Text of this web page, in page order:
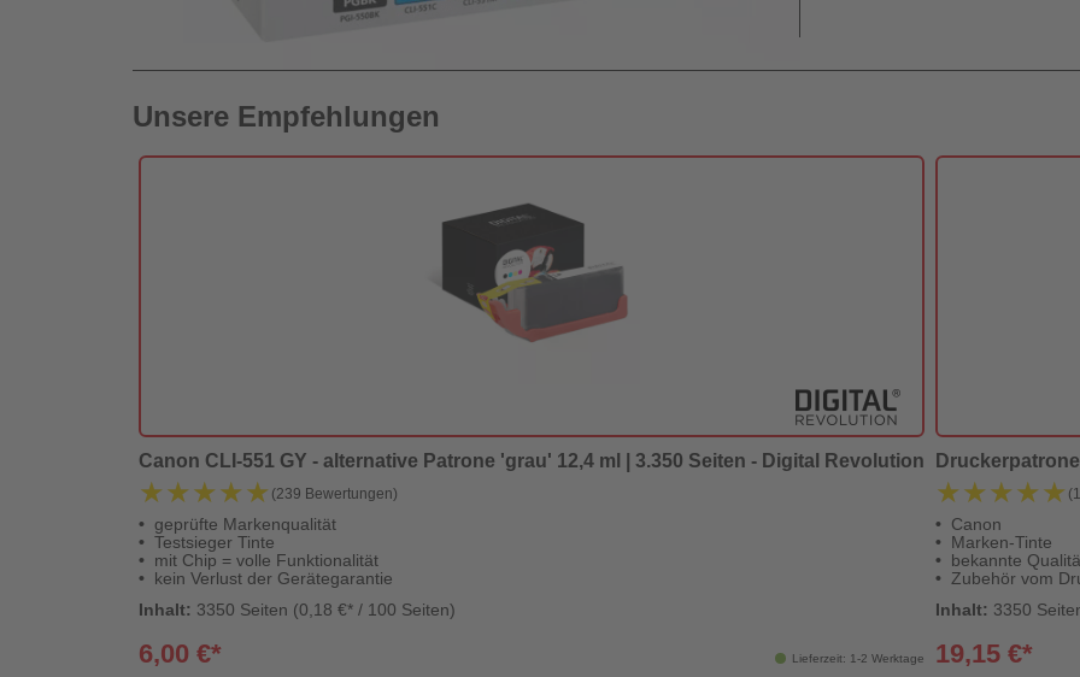
Unsere Empfehlungen
Canon CLI-551 GY - alternative Patrone 'grau' 12,4 ml | 3.350 Seiten - Digital Revolution
★★★★★
★★★★★ (239 Bewertungen)
geprüfte Markenqualität
Testsieger Tinte
mit Chip = volle Funktionalität
kein Verlust der Gerätegarantie
Inhalt: 3350 Seiten (0,18 €* / 100 Seiten)
Lieferzeit: 1-2 Werktage
6,00 €*
Druckerpatrone
★★★★★
★★★★★
Canon
Marken-Tinte
bekannte
Zubehör vom
Inhalt: 3350
19,15 €*